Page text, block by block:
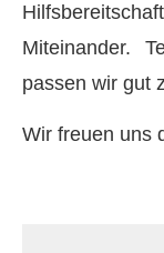
Miteinander.
passen wir gut
Wir freuen uns